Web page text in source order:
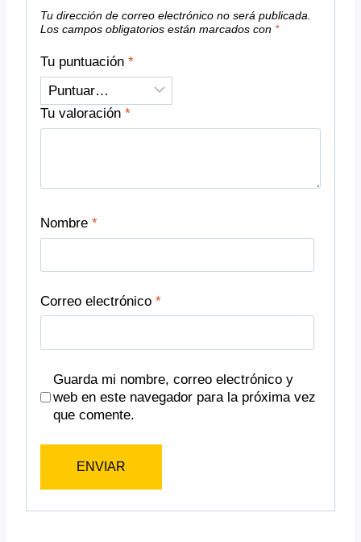
Tu dirección de correo electrónico no será publicada.
Los campos obligatorios están marcados con *
Tu puntuación *
Tu valoración *
Nombre *
Correo electrónico *
Guarda mi nombre, correo electrónico y
web en este navegador para la próxima vez
que comente.